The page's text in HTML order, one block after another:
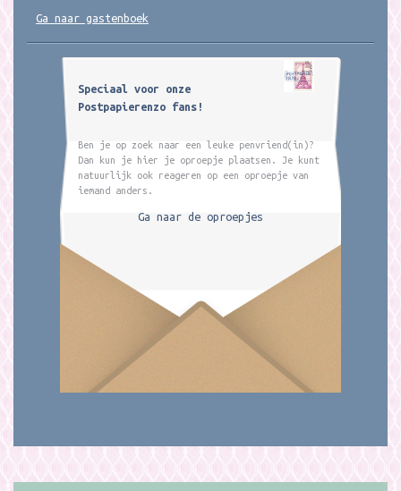
Ga naar gastenboek
Speciaal voor onze
Postpapierenzo fans!
Ben je op zoek naar een leuke penvriend(in)?
Dan kun je hier je oproepje plaatsen. Je kunt
natuurlijk ook reageren op een oproepje van
iemand anders.
Ga naar de oproepjes